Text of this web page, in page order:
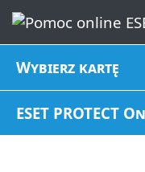
Wybierz kartę
ESET PROTECT